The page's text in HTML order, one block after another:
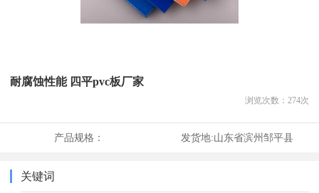
耐腐蚀性能 四平pvc板厂家
浏览次数： 274次
产品规格： 发货地:山东省滨州邹平县
关键词